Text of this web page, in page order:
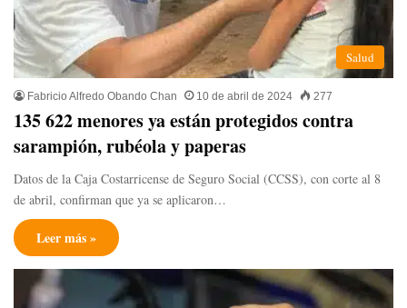
Salud
Fabricio Alfredo Obando Chan 10 de abril de 2024 277
135 622 menores ya están protegidos contra
sarampión, rubéola y paperas
Datos de la Caja Costarricense de Seguro Social (CCSS), con corte al 8
de abril, confirman que ya se aplicaron…
Leer más »